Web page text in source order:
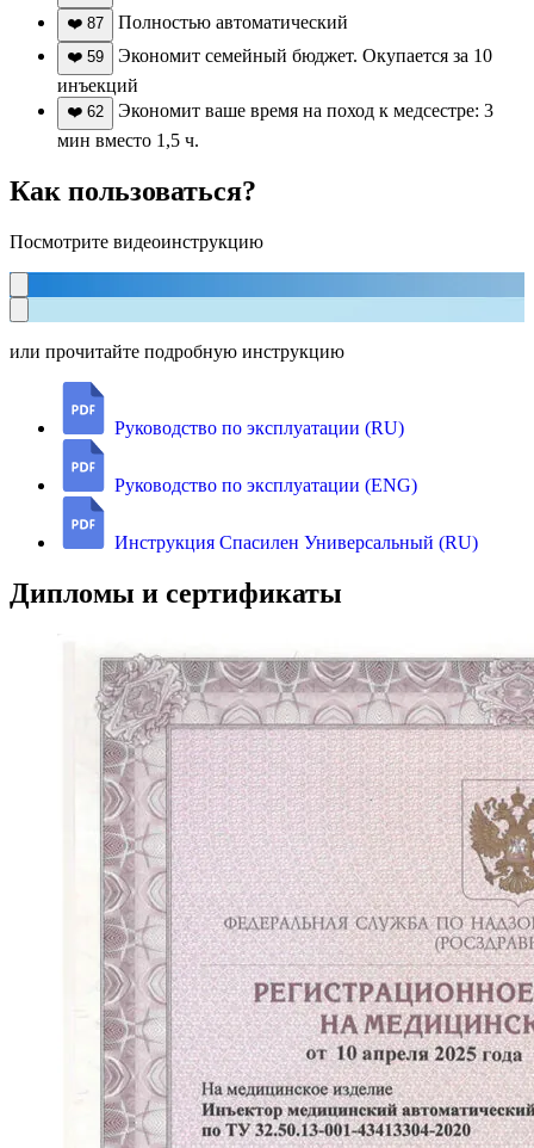
❤️ 87 Полностью автоматический
❤️ 59
Экономит семейный бюджет. Окупается за 10
инъекций
❤️ 62
Экономит ваше время на поход к медсестре: 3
мин вместо 1,5 ч.
Как пользоваться?
Посмотрите видеоинструкцию
или прочитайте подробную инструкцию
Руководство по эксплуатации (RU)
Руководство по эксплуатации (ENG)
Инструкция Спасилен Универсальный (RU)
Дипломы и сертификаты